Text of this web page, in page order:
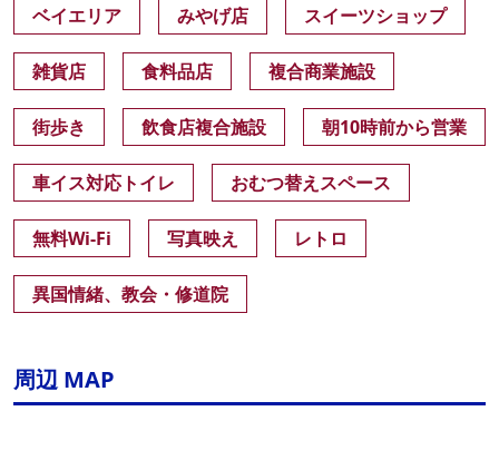
ベイエリア みやげ店 スイーツショップ
雑貨店 食料品店 複合商業施設
街歩き 飲食店複合施設 朝10時前から営業
車イス対応トイレ おむつ替えスペース
無料Wi-Fi 写真映え レトロ
異国情緒、教会・修道院
周辺 MAP